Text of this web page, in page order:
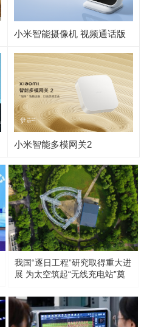
小米智能摄像机 视频通话版
小米智能多模网关2
我国“逐日工程”研究取得重大进
展 为太空筑起“无线充电站”奠